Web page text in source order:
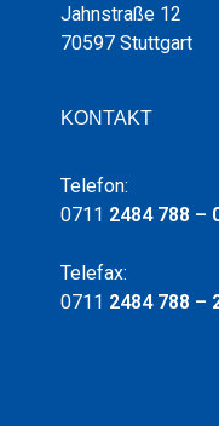
Jahnstraße 12
70597 Stuttgart
KONTAKT
Telefon:
0711 2484 788 –
Telefax:
0711 2484 788 –